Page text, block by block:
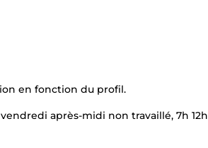
en fonction du profil.
après-midi non travaillé, 7h 12h